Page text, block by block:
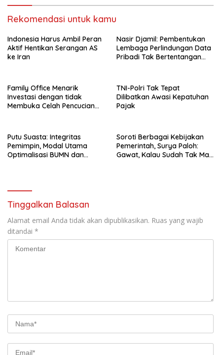
Rekomendasi untuk kamu
Indonesia Harus Ambil Peran
Aktif Hentikan Serangan AS
ke Iran
Nasir Djamil: Pembentukan
Lembaga Perlindungan Data
Pribadi Tak Bertentangan
Family Office Menarik
Investasi dengan tidak
Membuka Celah Pencucian
TNI-Polri Tak Tepat
Dilibatkan Awasi Kepatuhan
Pajak
Putu Suasta: Integritas
Pemimpin, Modal Utama
Optimalisasi BUMN dan
Soroti Berbagai Kebijakan
Pemerintah, Surya Paloh:
Gawat, Kalau Sudah Tak Mau
Tinggalkan Balasan
Alamat email Anda tidak akan dipublikasikan. Ruas yang wajib
ditandai *